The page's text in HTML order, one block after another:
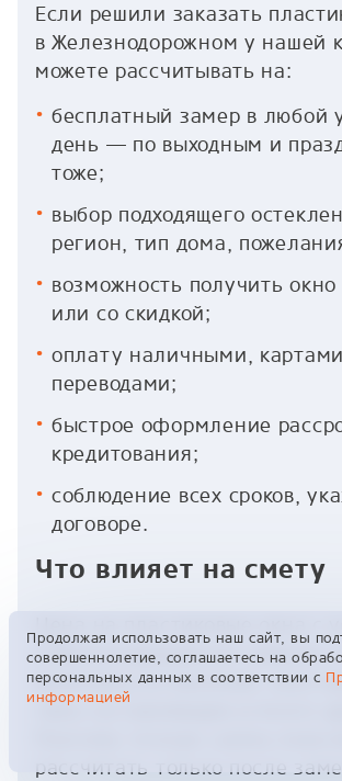
Продолжая использовать наш сайт, вы
совершеннолетие, соглашаетесь на
персональных данных в соответствии с
информацией
Если решили заказать
в Железнодорожном у нашей
можете рассчитывать на:
бесплатный замер в любой
день — по выходным и
тоже;
выбор подходящего
регион, тип дома,
возможность получить
или со скидкой;
оплату наличными,
переводами;
быстрое оформление
кредитования;
соблюдение всех сроков,
договоре.
Что влияет на смету
Цена на пластиковые окна с
в Железнодорожном зависит
величины остекления,
типа составляющих и много
Поэтому точную сумму
рассчитать только после